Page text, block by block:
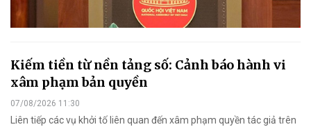
Kiếm tiền từ nền tảng số: Cảnh báo hành vi
xâm phạm bản quyền
07/08/2026 11:30
Liên tiếp các vụ khởi tố liên quan đến xâm phạm quyền tác giả trên